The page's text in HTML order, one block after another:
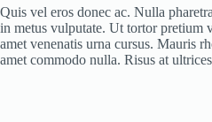
Quis vel eros donec ac. Nulla
in metus vulputate. Ut tortor pretium
amet venenatis urna cursus. Mauris
amet commodo nulla. Risus at